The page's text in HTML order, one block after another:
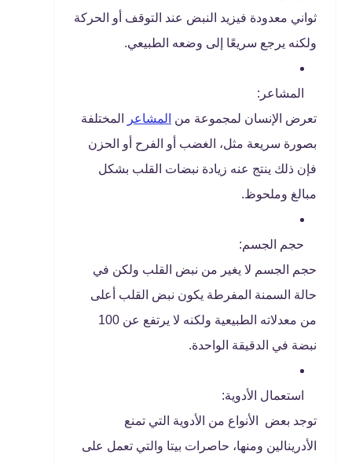
ثواني معدودة فيزيد النبض عند التوقف أو الحركة
ولكنه يرجع سريعًا إلى وضعه الطبيعي.
المشاعر:
تعرض الإنسان لمجموعة من المشاعر
المختلفة
بصورة سريعة مثل، الغضب أو الفرح أو الحزن
فإن ذلك ينتج عنه زيادة نبضات القلب بشكل
مبالغ وملحوظ.
حجم الجسم:
حجم الجسم لا يغير من نبض القلب ولكن في
حالة السمنة المفرطة يكون نبض القلب أعلى
من معدلاته الطبيعية ولكنه لا يرتفع عن 100
نبضة في الدقيقة الواحدة.
استعمال الأدوية:
توجد بعض الأنواع من الأدوية التي تمنع
الأدرينالين ومنها، حاصرات بيتا والتي تعمل على